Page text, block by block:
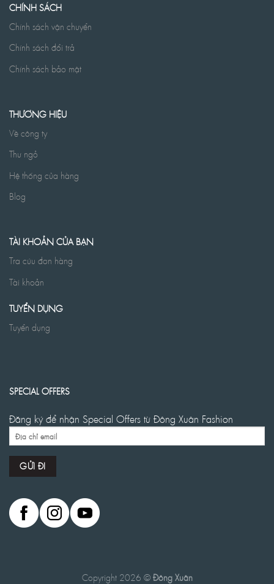
CHÍNH SÁCH
Chính sách vận chuyển
Chính sách đổi trả
Chính sách bảo mật
THƯƠNG HIỆU
Về công ty
Thư ngỏ
Hệ thống cửa hàng
Blog
TÀI KHOẢN CỦA BẠN
Tra cứu đơn hàng
Tài khoản
TUYỂN DỤNG
Tuyển dụng
SPECIAL OFFERS
Đăng ký để nhận Special Offers từ Đông Xuân Fashion
Copyright 2026 © Đông Xuân